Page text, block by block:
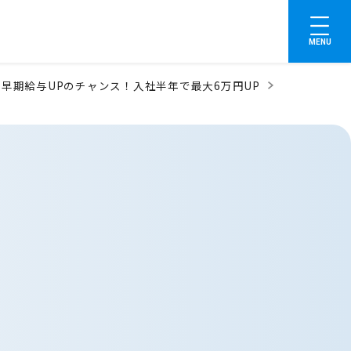
MENU
給与UPのチャンス！入社半年で最大6万円UP